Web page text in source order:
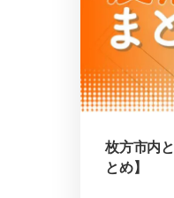
枚方市内
とめ】